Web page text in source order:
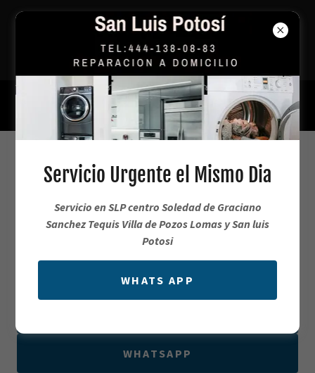
Reparación Urgente de Lavadoras y
Refrigeradores en SLP
444 138 0883
Servicio de Reparación de Lavadoras
Servicio Tecnico en Reparacion de
WHATSAPP
Servicio Urgente el Mismo Dia
Servicio en SLP centro Soledad de Graciano
Sanchez Tequis Villa de Pozos Lomas y San luis
Potosi
WHATS APP